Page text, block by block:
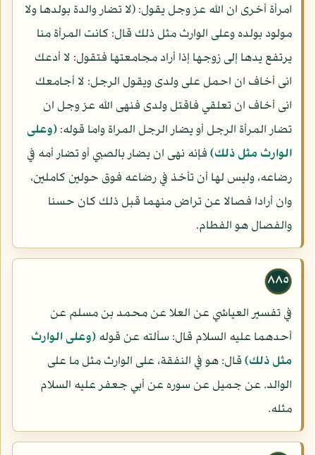
امرأة أخرى ان الله عز وجل يقول: (لا تضار والدة بولدها ولا
مولود بولده وعلى الوارث مثل ذلك قال: كانت المرأة منا
يرتفع يدها إلى زوجها إذا أراد مجامعتها فتقول: لا أدعك
انى أخاف ان احمل على ولدى ويقول الرجل: لا أجامعك
انى أخاف ان تعلقي فاقتل ولدى فنهى الله عز وجل ان
تضار المرأة الرجل أو يضار الرجل المراة واما قوله: (وعلى
الوارث مثل ذلك) فإنه نهى ان يضار بالصبي أو تضار أمه في
رضاعه، وليس لها أن تأخذ في رضاعه فوق حولين كاملين،
وان أرادا فصالا عن تراض منهما قبل ذلك كان حسنا
والفصال هو الفطام.
٨٨٥
في تفسير العياشي عن العلا عن محمد بن مسلم عن
أحدهما عليه السلام قال: سألته عن قوله (وعلى الوارث
مثل ذلك) قال: هو في النفقة، على الوارث مثل ما على
الوالد. عن جميل عن سوره عن أبي جعفر عليه السلام
مثله.